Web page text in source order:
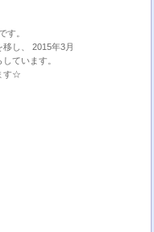
す。
し、 2015年3月
ています。
す☆